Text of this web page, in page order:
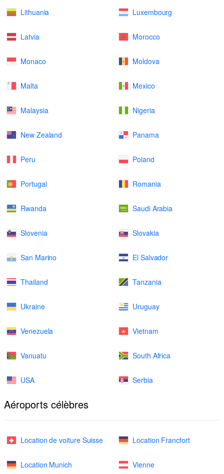
Lithuania Luxembourg
Latvia Morocco
Monaco Moldova
Malta Mexico
Malaysia Nigeria
New Zealand Panama
Peru Poland
Portugal Romania
Rwanda Saudi Arabia
Slovenia Slovakia
San Marino El Salvador
Thailand Tanzania
Ukraine Uruguay
Venezuela Vietnam
Vanuatu South Africa
USA Serbia
Aéroports célèbres
Location de voiture Suisse Location Francfort
Location Munich Vienne